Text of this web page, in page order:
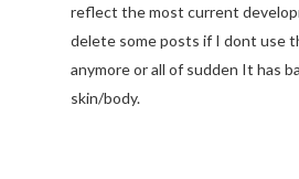
reflect the most current
delete some posts if I dont use
anymore or all of sudden It has
skin/body.